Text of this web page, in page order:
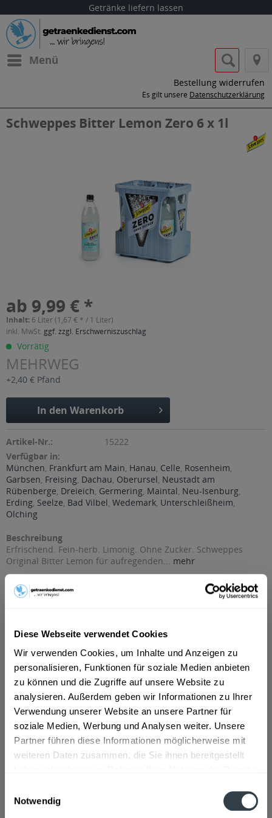
Diese Webseite verwendet Cookies
Wir verwenden Cookies, um Inhalte und Anzeigen zu
personalisieren, Funktionen für soziale Medien anbieten
zu können und die Zugriffe auf unsere Website zu
analysieren. Außerdem geben wir Informationen zu Ihrer
Verwendung unserer Website an unsere Partner für
soziale Medien, Werbung und Analysen weiter. Unsere
Partner führen diese Informationen möglicherweise mit
weiteren Daten zusammen, die Sie ihnen bereitgestellt
Notwendig
Getränke liefern lassen
Menü
Bestellung widerrufen
Es gilt unsere Datenschutzerklärung
Schweppes Bitter Lemon Zero 6 x 1l
ab 9,99 € *
Inhalt: 6 Liter (1,67 € * / 1 Liter)
inkl. MwSt. ggf. zzgl. Erschwerniszuschlag
Vorrätig
MEHRWEG
+2,40 € Pfand
In den Warenkorb
Artikel-Nr.:
15222
Verfügbar in:
München, Frankfurt am Main, Hanau, Celle, Rosenheim,
Garbsen, Freising, Dachau, Oberursel, Neustadt am
Rübenberge, Dreieich, Germering, Maintal, Neu-Isenburg,
Erding, Seelze, Bad Vilbel, Wedemark, Unterschleißheim,
Olching
Beschreibung
Erfrischend. Fein-herb. Limonig. Ohne Zucker. Schweppes
Original Bitter Lemon für aufregenden... mehr
"Schweppes Bitter Lemon Zero 6 x 1l"
Schweppes Original Bitter Lemon für aufregenden Genuss.
Die Geschichte dieses fein-herben Klassikers reicht zurück
bis ins Jahr 1834, als erstmals das berühmte Soda-Wasser
mit dem Saft frischer Limonen vermischt wurde.
Der Klassiker von 1957- seit 2018 auch ohne Zucker.
Deutlich jünger, aber ebenso fruchtig-bitter: Die Schweppes
Erfrischung ohne Zucker. Mit dem unverwechselbar fein-
herben Schweppes Bitter Lemon-Geschmack – ohne Zucker.
Flaschengröße: